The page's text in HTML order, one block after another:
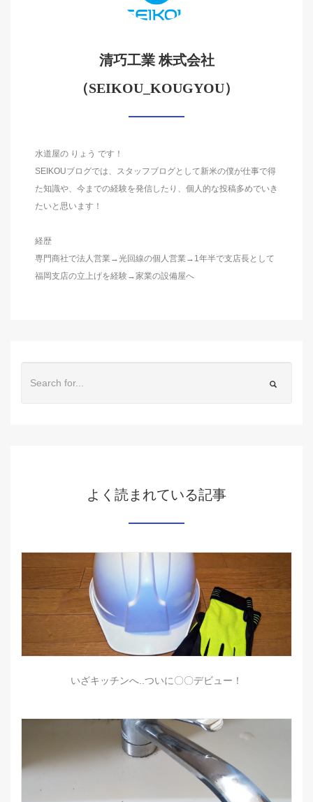
清巧工業 株式会社
（SEIKOU_KOUGYOU）
水道屋の りょう です！
SEIKOUブログでは、スタッフブログとして新米の僕が仕事で得
た知識や、今までの経験を発信したり、個人的な投稿多めでいき
たいと思います！
経歴
専門商社で法人営業→光回線の個人営業→1年半で支店長として
福岡支店の立上げを経験→家業の設備屋へ
よく読まれている記事
いざキッチンへ..ついに〇〇デビュー！